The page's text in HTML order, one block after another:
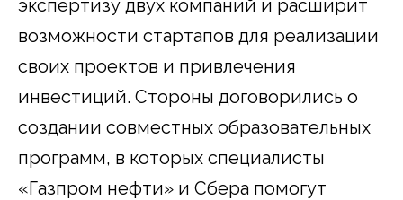
экспертизу двух компаний и расширит
возможности стартапов для реализации
своих проектов и привлечения
инвестиций. Стороны договорились о
создании совместных образовательных
программ, в которых специалисты
«Газпром нефти» и Сбера помогут